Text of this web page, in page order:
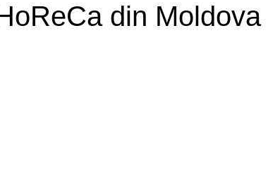
din Moldova